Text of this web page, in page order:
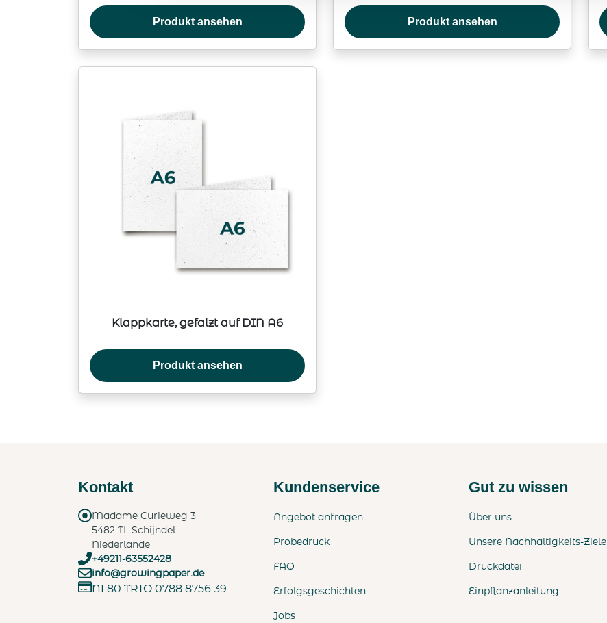
Produkt ansehen Produkt ansehen
Klappkarte, gefalzt auf DIN A6
Produkt ansehen
Kontakt
Madame Curieweg 3
5482 TL Schijndel
Niederlande
+49211-63552428
info@growingpaper.de
NL80 TRIO 0788 8756 39
Kundenservice
Angebot anfragen
Probedruck
FAQ
Erfolgsgeschichten
Jobs
Gut zu wissen
Über uns
Unsere Nachhaltigkeits-Ziele
Druckdatei
Einpflanzanleitung